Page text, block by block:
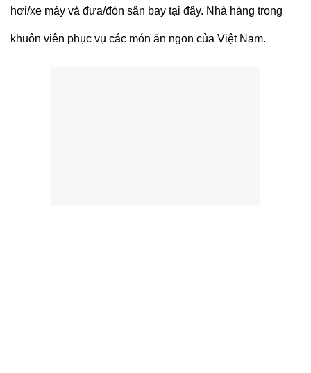
hơi/xe máy và đưa/đón sân bay tại đây. Nhà hàng trong
khuôn viên phục vụ các món ăn ngon của Việt Nam.